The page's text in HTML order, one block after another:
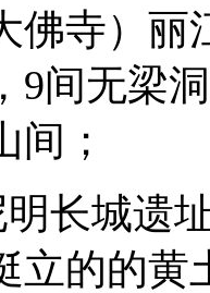
佛寺）
9间无梁
间；
长城遗
立的的黄